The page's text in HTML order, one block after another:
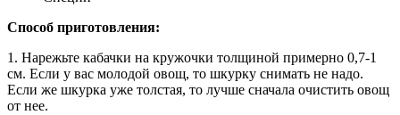
Способ приготовления:
1. Нарежьте кабачки на кружочки толщиной примерно 0,7-1
см. Если у вас молодой овощ, то шкурку снимать не надо.
Если же шкурка уже толстая, то лучше сначала очистить овощ
от нее.